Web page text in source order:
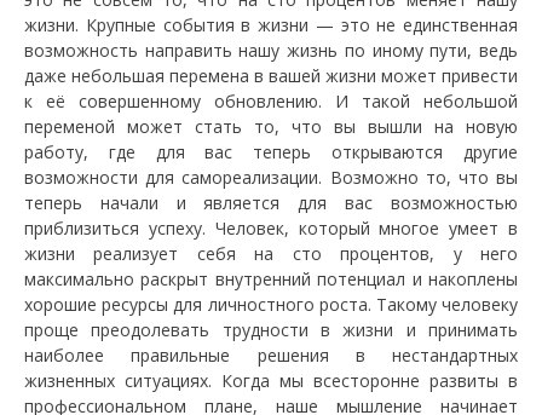
жизни. Крупные события в жизни — это не единственная
возможность направить нашу жизнь по иному пути, ведь
даже небольшая перемена в вашей жизни может привести
к её совершенному обновлению. И такой небольшой
переменой может стать то, что вы вышли на новую
работу, где для вас теперь открываются другие
возможности для самореализации. Возможно то, что вы
теперь начали и является для вас возможностью
приблизиться успеху. Человек, который многое умеет в
жизни реализует себя на сто процентов, у него
максимально раскрыт внутренний потенциал и накоплены
хорошие ресурсы для личностного роста. Такому человеку
проще преодолевать трудности в жизни и принимать
наиболее правильные решения в нестандартных
жизненных ситуациях. Когда мы всесторонне развиты в
профессиональном плане, наше мышление начинает